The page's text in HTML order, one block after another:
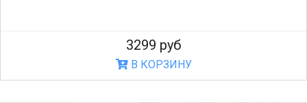
3299 руб
В КОРЗИНУ